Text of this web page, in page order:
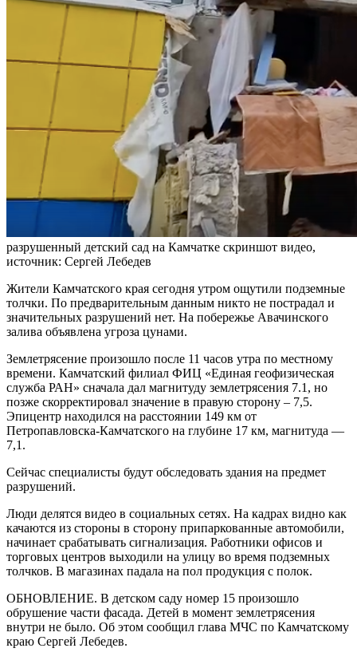
разрушенный детский сад на Камчатке скриншот видео,
источник: Сергей Лебедев
Жители Камчатского края сегодня утром ощутили подземные
толчки. По предварительным данным никто не пострадал и
значительных разрушений нет. На побережье Авачинского
залива объявлена угроза цунами.
Землетрясение произошло после 11 часов утра по местному
времени. Камчатский филиал ФИЦ «Единая геофизическая
служба РАН» сначала дал магнитуду землетрясения 7.1, но
позже скорректировал значение в правую сторону – 7,5.
Эпицентр находился на расстоянии 149 км от
Петропавловска-Камчатского на глубине 17 км, магнитуда —
7,1.
Сейчас специалисты будут обследовать здания на предмет
разрушений.
Люди делятся видео в социальных сетях. На кадрах видно как
качаются из стороны в сторону припаркованные автомобили,
начинает срабатывать сигнализация. Работники офисов и
торговых центров выходили на улицу во время подземных
толчков. В магазинах падала на пол продукция с полок.
ОБНОВЛЕНИЕ. В детском саду номер 15 произошло
обрушение части фасада. Детей в момент землетрясения
внутри не было. Об этом сообщил глава МЧС по Камчатскому
краю Сергей Лебедев.